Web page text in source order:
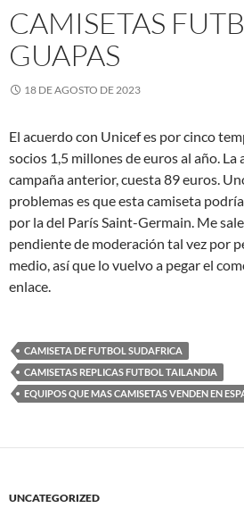
CAMISETAS
GUAPAS
18 DE AGOSTO DE 2023
El acuerdo con Unicef es por cinco
socios 1,5 millones de euros al año. La
campaña anterior, cuesta 89 euros.
problemas es que esta camiseta
por la del París Saint-Germain. Me
pendiente de moderación tal vez por
medio, así que lo vuelvo a pegar el
enlace.
CAMISETA DE FUTBOL SUDAFRICA
CAMISETAS REPLICAS FUTBOL TAILANDIA
EQUIPOS QUE MAS CAMISETAS VENDEN EN
UNCATEGORIZED